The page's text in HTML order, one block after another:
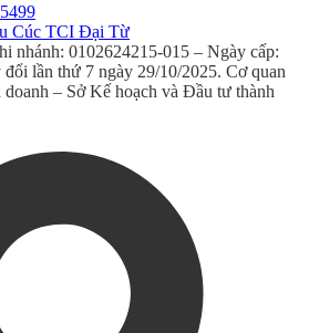
Cúc TCI Đại Từ
nhánh: 0102624215-015 – Ngày cấp:
lần thứ 7 ngày 29/10/2025. Cơ quan
– Sở Kế hoạch và Đầu tư thành